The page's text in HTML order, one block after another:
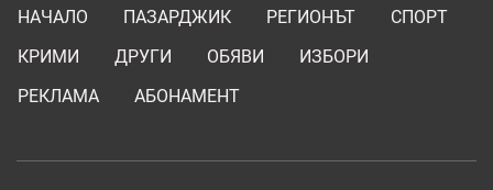
НАЧАЛО ПАЗАРДЖИК РЕГИОНЪТ
СПОРТ
КРИМИ
ДРУГИ ОБЯВИ
ИЗБОРИ
РЕКЛАМА
АБОНАМЕНТ